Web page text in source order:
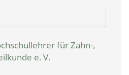
für Zahn-,
e. V.